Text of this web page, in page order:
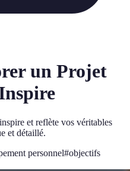
un Projet
et reflète vos véritables
et détaillé.
personnel#objectifs